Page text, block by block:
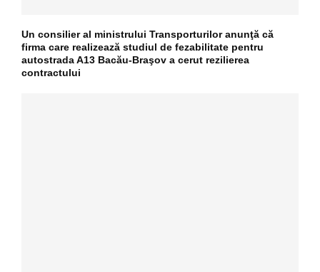
Un consilier al ministrului Transporturilor anunţă că
firma care realizează studiul de fezabilitate pentru
autostrada A13 Bacău-Braşov a cerut rezilierea
contractului